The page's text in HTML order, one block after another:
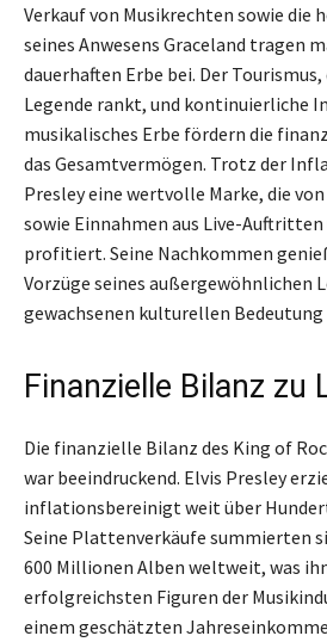
Verkauf von Musikrechten sowie die
seines Anwesens Graceland tragen
dauerhaften Erbe bei. Der Tourismus,
Legende rankt, und kontinuierliche
musikalisches Erbe fördern die
das Gesamtvermögen. Trotz der
Presley eine wertvolle Marke, die
sowie Einnahmen aus Live-Auftritten
profitiert. Seine Nachkommen
Vorzüge seines außergewöhnlichen
gewachsenen kulturellen Bedeutung
Finanzielle Bilanz zu
Die finanzielle Bilanz des King of
war beeindruckend. Elvis Presley
inflationsbereinigt weit über
Seine Plattenverkäufe summierten
600 Millionen Alben weltweit, was
erfolgreichsten Figuren der
einem geschätzten